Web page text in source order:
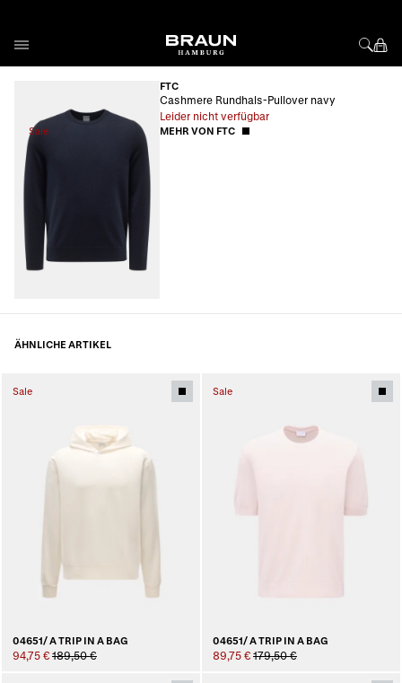
Sale
FTC
Cashmere Rundhals-Pullover navy
Leider nicht verfügbar
MEHR VON FTC
ÄHNLICHE ARTIKEL
Sale
04651/ A TRIP IN A BAG
94,75 € 189,50 €
Sale
04651/ A TRIP IN A BAG
89,75 € 179,50 €